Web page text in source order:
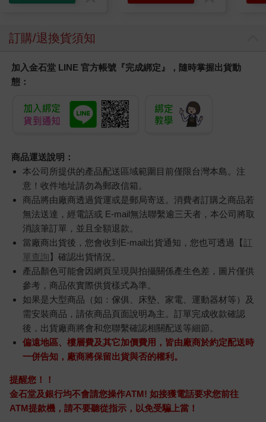
Storybook
訂購/退換貨須知
加入金石堂 LINE 官方帳號『完成綁定』，隨時掌握出貨動
態：
商品運送說明：
本公司所提供的產品配送區域範圍目前僅限台灣本島。注
意！收件地址請勿為郵政信箱。
商品將由廠商透過貨運或是郵局寄送。消費者訂購之商品若
無法送達，經電話或 E-mail無法聯繫逾三天者，本公司將取
消該筆訂單，並且全額退款。
當廠商出貨後，您會收到E-mail出貨通知，您也可透過【訂
單查詢】確認出貨情況。
產品顏色可能會因網頁呈現與拍攝關係產生色差，圖片僅供
參考，商品依實際供貨樣式為準。
如果是大型商品（如：傢俱、床墊、家電、運動器材等）及
需安裝商品，請依商品頁面說明為主。訂單完成收款確認
後，出貨廠商將會和您聯繫確認相關配送等細節。
偏遠地區、樓層費及其它加價費用，皆由廠商於約定配送時
一併告知，廠商將保留出貨與否的權利。
提醒您！！
金石堂及銀行均不會請您操作ATM! 如接獲電話要求您前往
ATM提款機，請不要聽從指示，以免受騙上當！